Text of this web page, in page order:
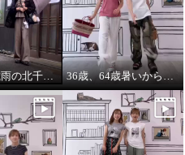
64歳、36歳雨の北千住迷路散歩 36歳、64歳暑いから ノースリーブ必須‼️暑いから腕は出す‼️